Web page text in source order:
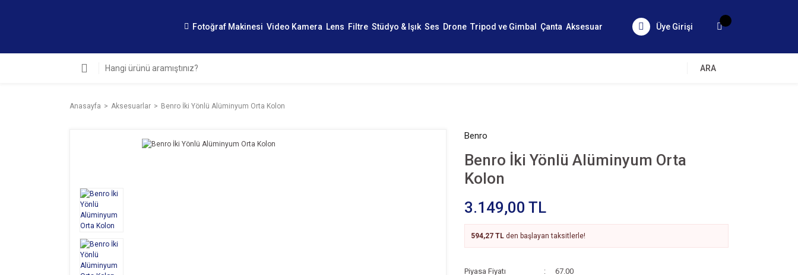
Fotoğraf Makinesi Video Kamera Lens Filtre Stüdyo & Işık Ses Drone Tripod ve Gimbal Çanta Aksesuar Üye Girişi
ARA
Anasayfa Aksesuarlar Benro İki Yönlü Alüminyum Orta Kolon
Benro
Benro İki Yönlü Alüminyum Orta
Kolon
3.149,00 TL
594,27 TL den başlayan taksitlerle!
Piyasa Fiyatı 67.00